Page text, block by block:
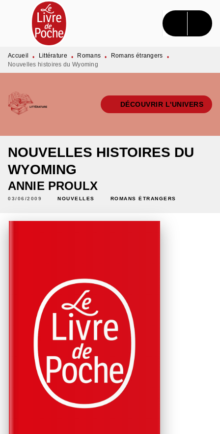
MENU RECHERCHE CONTENU
PIED DE PAGE
Accueil • Littérature • Romans • Romans étrangers
•
Nouvelles histoires du Wyoming
DÉCOUVRIR L'UNIVERS
NOUVELLES HISTOIRES DU
WYOMING
ANNIE PROULX
03/06/2009 NOUVELLES ROMANS ÉTRANGERS